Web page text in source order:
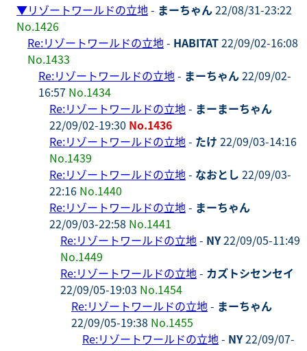
▼リゾートワールドの立地- まーちゃん22/08/31-23:22
No.1426
Re:リゾートワールドの立地- HABITAT22/09/02-16:08
No.1433
Re:リゾートワールドの立地- まーちゃん22/09/02-
16:57 No.1434
Re:リゾートワールドの立地- まーまーちゃん
22/09/02-19:30 No.1436
Re:リゾートワールドの立地- たけ 22/09/03-14:16
No.1439
Re:リゾートワールドの立地- なおとし 22/09/03-
22:16 No.1440
Re:リゾートワールドの立地- まーちゃん
22/09/03-22:58 No.1441
Re:リゾートワールドの立地- NY22/09/05-11:49
No.1449
Re:リゾートワールドの立地- カズトシセンセイ
22/09/05-19:03 No.1454
Re:リゾートワールドの立地- まーちゃん
22/09/05-19:38 No.1455
Re:リゾートワールドの立地- NY22/09/07-